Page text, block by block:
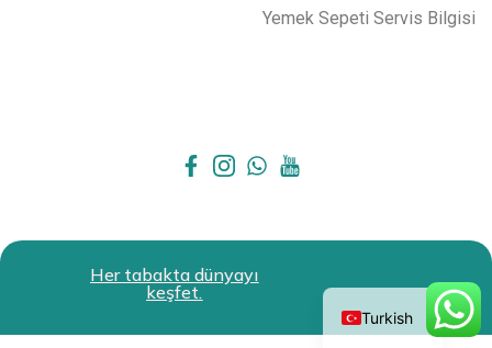
Yemek Sepeti Servis Bilgisi
RestokitHer tabakta dünyayı
keşfet.
Turkish